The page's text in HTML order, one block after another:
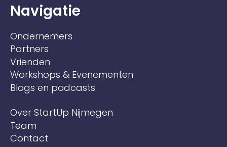
Navigatie
Ondernemers
Partners
Vrienden
Workshops & Evenementen
Blogs en podcasts
Over StartUp Nijmegen
Team
Contact